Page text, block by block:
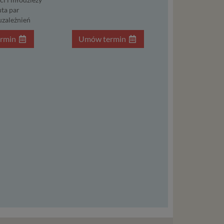
par
Umów termin
Ta
nie